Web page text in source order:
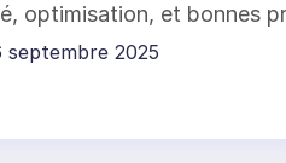
optimisation, et bonnes
septembre 2025